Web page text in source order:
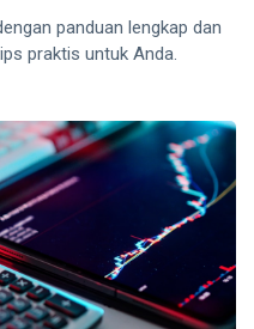
panduan lengkap dan
praktis untuk Anda.